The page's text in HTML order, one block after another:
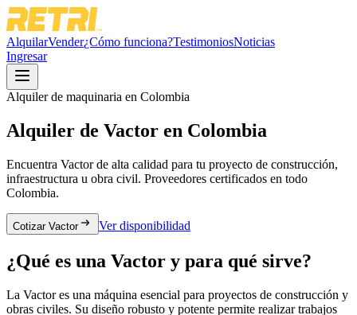
AlquilarVender¿Cómo funciona?TestimoniosNoticias
Ingresar
Alquiler de maquinaria en Colombia
Alquiler de Vactor en Colombia
Encuentra Vactorde alta calidad para tu proyecto de construcción,
infraestructura u obra civil. Proveedores certificados en todo
Colombia.
Cotizar Vactor Ver disponibilidad
¿Qué es una Vactor y para qué sirve?
La Vactor es una máquina esencial para proyectos de construcción y
obras civiles. Su diseño robusto y potente permite realizar trabajos